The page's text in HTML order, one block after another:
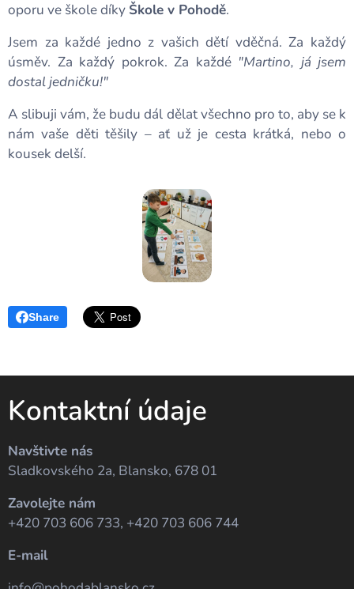
oporu ve škole díky Škole v Pohodě.
Jsem za každé jedno z vašich dětí vděčná. Za každý
úsměv. Za každý pokrok. Za každé "Martino, já jsem
dostal jedničku!"
A slibuji vám, že budu dál dělat všechno pro to, aby se k
nám vaše děti těšily – ať už je cesta krátká, nebo o
kousek delší. ❤️
Share
Kontaktní údaje
Navštivte nás
Sladkovského 2a, Blansko, 678 01
Zavolejte nám
+420 703 606 733, +420 703 606 744
E-mail